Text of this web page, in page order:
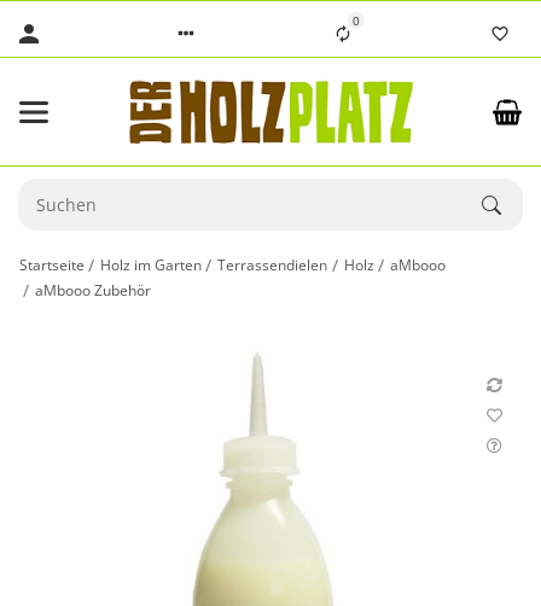
0
Startseite Holz im Garten Terrassendielen Holz
aMbooo
aMbooo Zubehör